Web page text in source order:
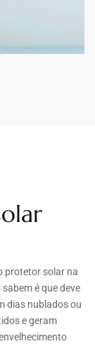
protetor solar na
é que deve
dias nublados ou
e geram